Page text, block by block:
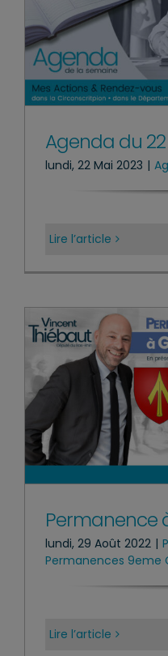
Agenda du
lundi, 22 Mai 2023 |
Lire l’article
Permanence à
lundi, 29 Août 2022 |
Permanences 9eme
Lire l’article